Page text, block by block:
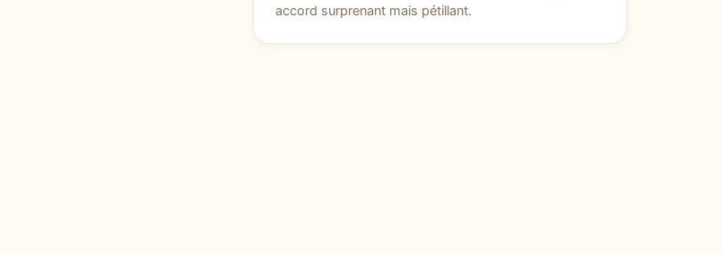
accord surprenant mais pétillant.